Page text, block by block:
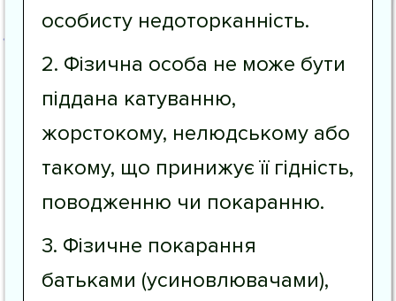
особисту недоторканність.
2. Фізична особа не може бути
піддана катуванню,
жорстокому, нелюдському або
такому, що принижує її гідність,
поводженню чи покаранню.
3. Фізичне покарання
батьками (усиновлювачами),